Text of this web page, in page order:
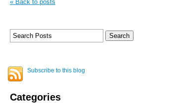
« Back to posts
Subscribe to this blog
Categories